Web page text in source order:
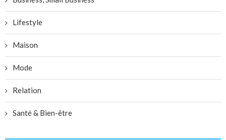
Lifestyle
Maison
Mode
Relation
Santé & Bien-être